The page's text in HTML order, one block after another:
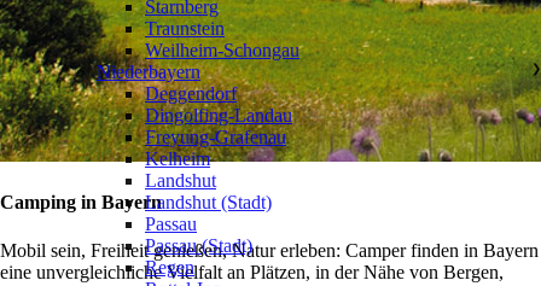
Camping in Bayern
Mobil sein, Freiheit genießen, Natur erleben: Camper finden in Bayern
eine unvergleichliche Vielfalt an Plätzen, in der Nähe von Bergen,
Starnberg
Traunstein
Weilheim-Schongau
Niederbayern
❯
Deggendorf
Dingolfing-Landau
Freyung-Grafenau
Kelheim
Landshut
Landshut (Stadt)
Passau
Passau (Stadt)
Regen